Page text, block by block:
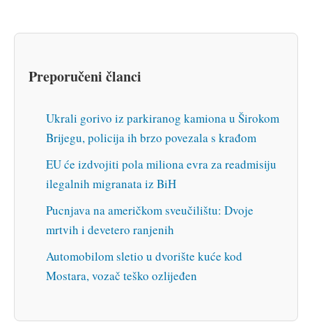
Preporučeni članci
Ukrali gorivo iz parkiranog kamiona u Širokom
Brijegu, policija ih brzo povezala s krađom
EU će izdvojiti pola miliona evra za readmisiju
ilegalnih migranata iz BiH
Pucnjava na američkom sveučilištu: Dvoje
mrtvih i devetero ranjenih
Automobilom sletio u dvorište kuće kod
Mostara, vozač teško ozlijeđen